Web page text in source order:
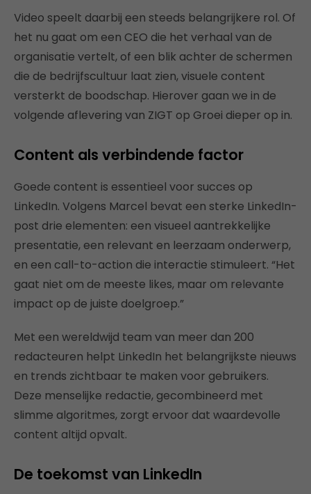
Video speelt daarbij een steeds belangrijkere rol. Of
het nu gaat om een CEO die het verhaal van de
organisatie vertelt, of een blik achter de schermen
die de bedrijfscultuur laat zien, visuele content
versterkt de boodschap. Hierover gaan we in de
volgende aflevering van ZIGT op Groei dieper op in.
Content als verbindende factor
Goede content is essentieel voor succes op
LinkedIn. Volgens Marcel bevat een sterke LinkedIn-
post drie elementen: een visueel aantrekkelijke
presentatie, een relevant en leerzaam onderwerp,
en een call-to-action die interactie stimuleert. “Het
gaat niet om de meeste likes, maar om relevante
impact op de juiste doelgroep.”
Met een wereldwijd team van meer dan 200
redacteuren helpt LinkedIn het belangrijkste nieuws
en trends zichtbaar te maken voor gebruikers.
Deze menselijke redactie, gecombineerd met
slimme algoritmes, zorgt ervoor dat waardevolle
content altijd opvalt.
De toekomst van LinkedIn